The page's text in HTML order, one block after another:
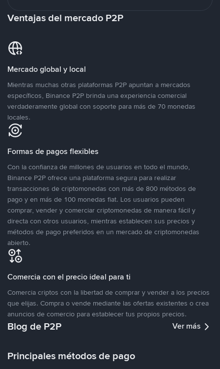
Ventajas del mercado P2P
Mercado global y local
Mientras muchas otras plataformas P2P apuntan a mercados
específicos, Binance P2P brinda una experiencia comercial
verdaderamente global con soporte para más de 70 monedas
locales.
Formas de pagos flexibles
Con la confianza de millones de usuarios en todo el mundo,
Binance P2P ofrece una plataforma segura para realizar
transacciones de criptomonedas con más de 800 métodos de
pago y en más de 100 monedas fiat. Los usuarios pueden
comprar, vender y comerciar criptomonedas de manera fácil y
directa con otros usuarios, mientras establecen sus precios y
métodos de pago preferidos en un mercado de criptomonedas
abierto.
Comercia con el precio ideal para ti
Comercia criptos con la libertad de comprar y vender a los precios
que elijas. Compra o vende mediante las ofertas existentes o crea
anuncios de comercio para establecer tus propios precios.
Blog de P2P Ver más
Principales métodos de pago